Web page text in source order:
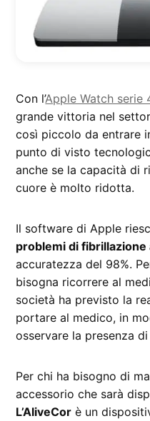
Con l’Apple Watch serie
grande vittoria nel
così piccolo da entrare
punto di visto
anche se la capacità di
cuore è molto ridotta.
Il software di Apple
problemi di fibrillazione
accuratezza del 98%.
bisogna ricorrere al
società ha previsto la
portare al medico, in
osservare la presenza
Per chi ha bisogno di
accessorio che sarà
L’AliveCor è un